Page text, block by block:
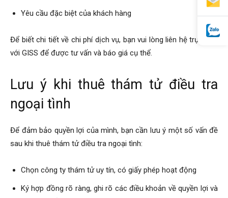
Yêu cầu đặc biệt của khách hàng
Để biết chi tiết về chi phí dịch vụ, bạn vui lòng liên hệ trực tiếp
với GISS để được tư vấn và báo giá cụ thể.
Lưu ý khi thuê thám tử điều tra
ngoại tình
Để đảm bảo quyền lợi của mình, bạn cần lưu ý một số vấn đề
sau khi thuê thám tử điều tra ngoại tình:
Chọn công ty thám tử uy tín, có giấy phép hoạt động
Ký hợp đồng rõ ràng, ghi rõ các điều khoản về quyền lợi và